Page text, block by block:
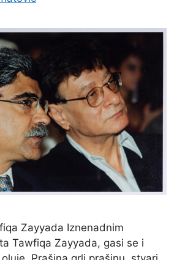
Zayyada Iznenadnim
Tawfiqa Zayyada, gasi se i